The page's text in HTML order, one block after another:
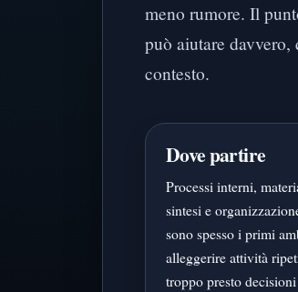
meno rumore. Il
può aiutare
contesto.
Dove partire
Processi interni,
sintesi e
sono spesso i primi
alleggerire attività
troppo presto